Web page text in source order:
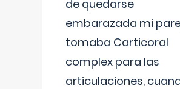
de quedarse
embarazada mi
tomaba Carticoral
complex para las
articulaciones,